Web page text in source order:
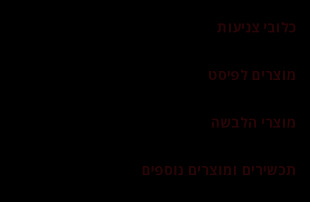
כלובי צניעות
מוצרים לפיסט
מוצרי הלבשה
תכשירים ומוצרים נוספים